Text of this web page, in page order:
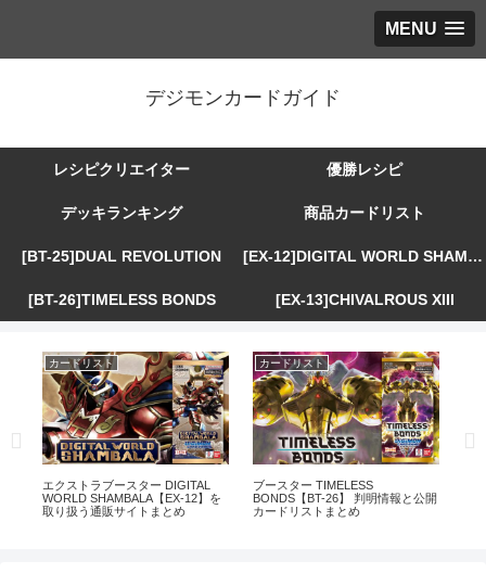
MENU
デジモンカードガイド
レシピクリエイター 優勝レシピ
デッキランキング 商品カードリスト
[BT-25]DUAL REVOLUTION [EX-12]DIGITAL WORLD SHAMBALA
[BT-26]TIMELESS BONDS [EX-13]CHIVALROUS XIII
カードリスト
エクストラブースター DIGITAL
WORLD SHAMBALA【EX-12】を
取り扱う通販サイトまとめ
カードリスト
ブースター TIMELESS
BONDS【BT-26】 判明情報と公開
カードリストまとめ